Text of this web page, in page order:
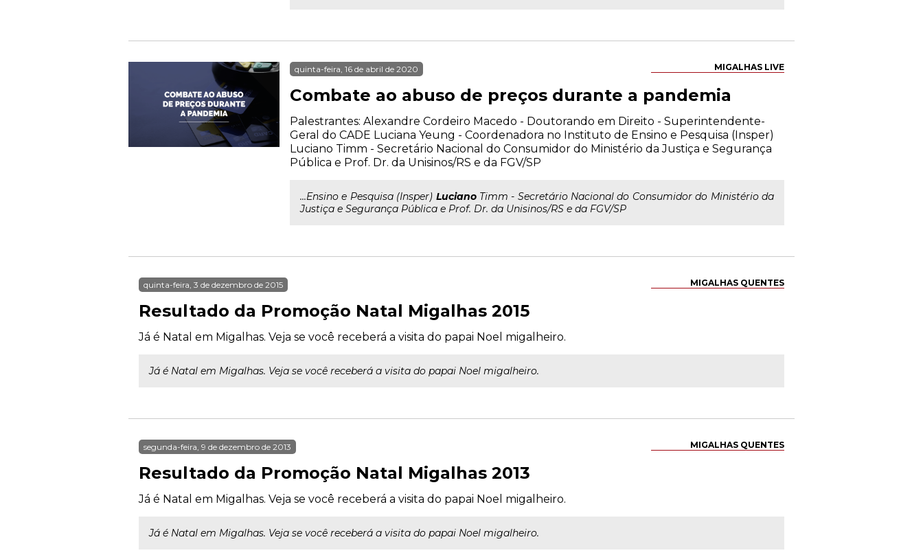
MIGALHAS LIVE
quinta-feira, 16 de abril de 2020
Combate ao abuso de preços durante a pandemia
Palestrantes: Alexandre Cordeiro Macedo - Doutorando em Direito - Superintendente-
Geral do CADE Luciana Yeung - Coordenadora no Instituto de Ensino e Pesquisa (Insper)
Luciano Timm - Secretário Nacional do Consumidor do Ministério da Justiça e Segurança
Pública e Prof. Dr. da Unisinos/RS e da FGV/SP
...Ensino e Pesquisa (Insper) LucianoTimm - Secretário Nacional do Consumidor do Ministério da
Justiça e Segurança Pública e Prof. Dr. da Unisinos/RS e da FGV/SP
MIGALHAS QUENTES
quinta-feira, 3 de dezembro de 2015
Resultado da Promoção Natal Migalhas 2015
Já é Natal em Migalhas. Veja se você receberá a visita do papai Noel migalheiro.
Já é Natal em Migalhas. Veja se você receberá a visita do papai Noel migalheiro.
MIGALHAS QUENTES
segunda-feira, 9 de dezembro de 2013
Resultado da Promoção Natal Migalhas 2013
Já é Natal em Migalhas. Veja se você receberá a visita do papai Noel migalheiro.
Já é Natal em Migalhas. Veja se você receberá a visita do papai Noel migalheiro.